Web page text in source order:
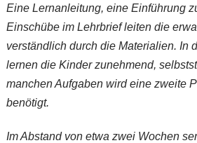
Eine Lernanleitung, eine Einführung
Einschübe im Lehrbrief leiten die
verständlich durch die Materialien. In
lernen die Kinder zunehmend,
manchen Aufgaben wird eine zweite
benötigt.
Im Abstand von etwa zwei Wochen